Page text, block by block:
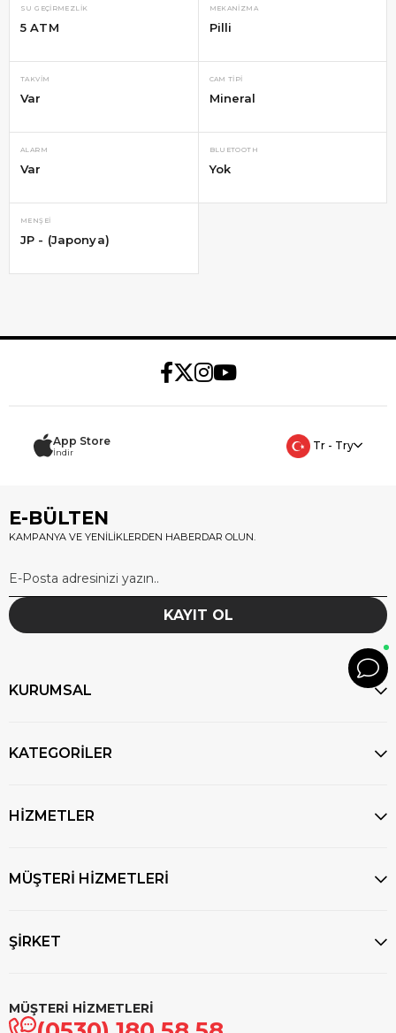
SU GEÇIRMEZLIK
5 ATM
MEKANIZMA
Pilli
TAKVIM
Var
CAM TIPI
Mineral
ALARM
Var
BLUETOOTH
Yok
MENŞEI
JP - (Japonya)
App Store
İndir
Tr - Try
E-BÜLTEN
KAMPANYA VE YENİLİKLERDEN HABERDAR OLUN.
KAYIT OL
KURUMSAL
KATEGORİLER
HİZMETLER
MÜŞTERİ HİZMETLERİ
ŞİRKET
MÜŞTERİ HİZMETLERİ